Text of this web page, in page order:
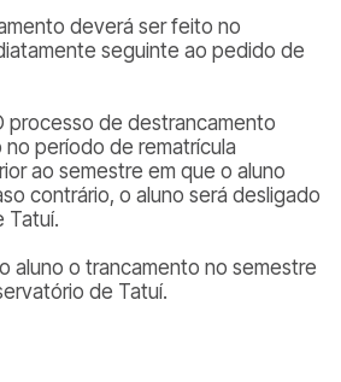
deverá ser feito no
seguinte ao pedido de
processo de destrancamento
período de rematrícula
ao semestre em que o aluno
contrário, o aluno será desligado
Tatuí.
aluno o trancamento no semestre
de Tatuí.